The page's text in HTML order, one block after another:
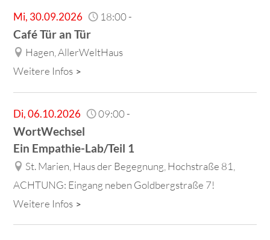
Mi, 30.09.2026 18:00-
Café Tür an Tür
Hagen, AllerWeltHaus
Weitere Infos
Di,06.10.2026 09:00-
WortWechsel
Ein Empathie-Lab/Teil 1
St. Marien, Haus der Begegnung, Hochstraße 81,
ACHTUNG: Eingang neben Goldbergstraße 7!
Weitere Infos